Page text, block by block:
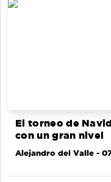
El torneo de
con un gran nivel
Alejandro del Valle -